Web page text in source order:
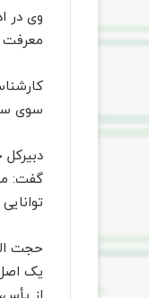
وی در
معرفت
سوی
گفت:
حجت
یک